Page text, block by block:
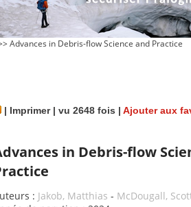
Advances in Debris-flow Science and Practice
Imprimer| vu 2648 fois | Ajouter aux
in Debris-flow
: Jakob, Matthias - McDougall,